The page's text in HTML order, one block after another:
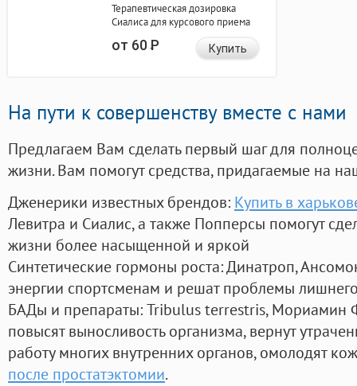
Терапевтическая дозировка
Сиалиса для курсового приема
от 60Р Купить
На пути к совершенству вместе с нами
Предлагаем Вам сделать первый шаг для
жизни. Вам помогут средства, придагаемые на
Дженерики известных брендов: Купить в
Левитра и Сиалис, а также Попперсы помогут
жизни более насыщенной и яркой
Синтетические гормоны роста: Динатроп,
энергии спортсменам и решат проблемы
БАДы и препараты:Tribulus terrestris, Мориамин
повысят выносливость организма, вернут
работу многих внутренних органов, омолодят
после простатэктомии.